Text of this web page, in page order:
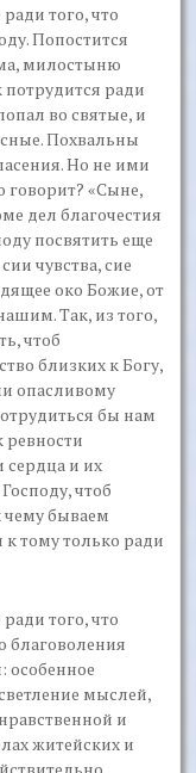
того, что
Попостится
милостыню
потрудится ради
во святые, и
Похвальны
Но не ими
говорит?«Сыне,
дел благочестия
посвятить еще
чувства, сие
око Божие, от
Так, из того,
чтоб
близких к Богу,
опасливому
бы нам
ревности
и их
чтоб
чему бываем
тому только ради
того, что
благоволения
особенное
мыслей,
и
житейских и